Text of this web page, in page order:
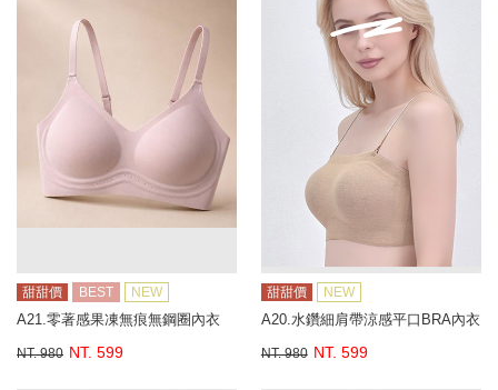
甜甜價 BEST NEW
A21.零著感果凍無痕無鋼圈內衣
NT. 980 NT. 599
甜甜價 NEW
A20.水鑽細肩帶涼感平口BRA內衣
NT. 980 NT. 599